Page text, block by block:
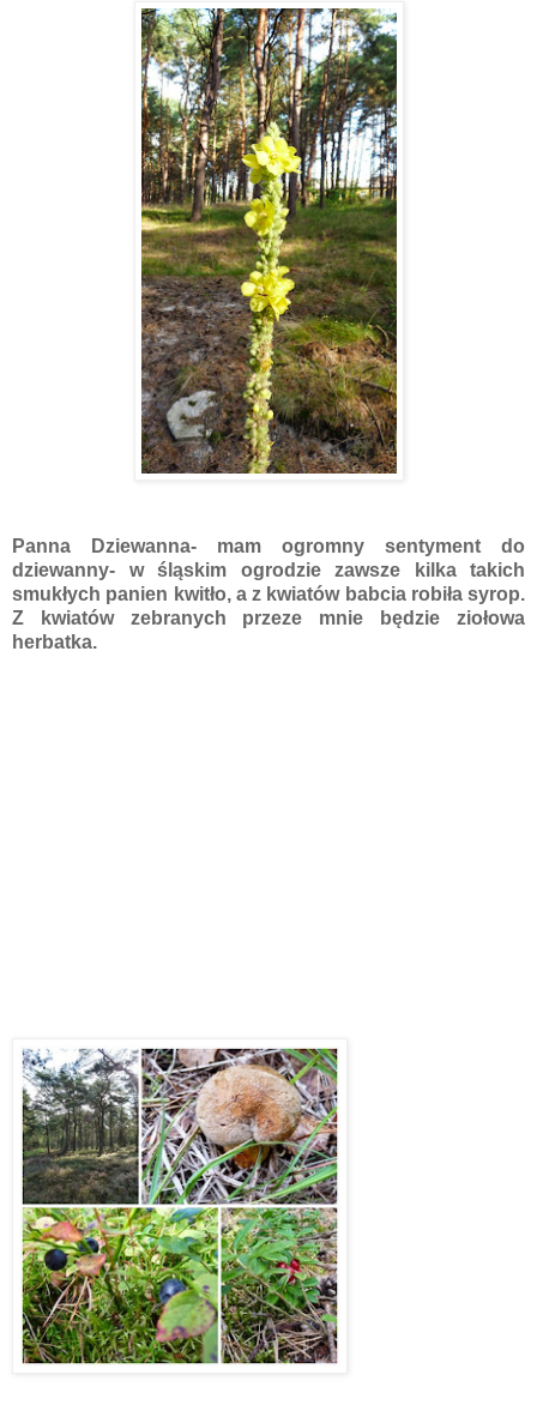
Panna Dziewanna- mam ogromny sentyment do
dziewanny- w śląskim ogrodzie zawsze kilka takich
smukłych panien kwitło, a z kwiatów babcia robiła syrop.
Z kwiatów zebranych przeze mnie będzie ziołowa
herbatka.